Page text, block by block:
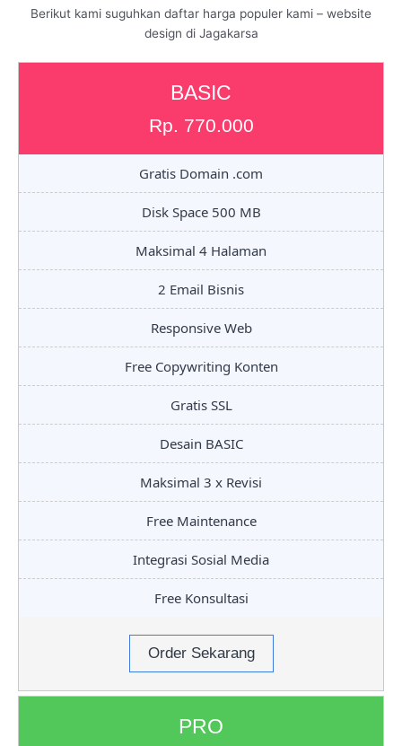
Berikut kami suguhkan daftar harga populer kami – website
design di Jagakarsa
BASIC
Rp. 770.000
Gratis Domain .com
Disk Space 500 MB
Maksimal 4 Halaman
2 Email Bisnis
Responsive Web
Free Copywriting Konten
Gratis SSL
Desain BASIC
Maksimal 3 x Revisi
Free Maintenance
Integrasi Sosial Media
Free Konsultasi
Order Sekarang
PRO